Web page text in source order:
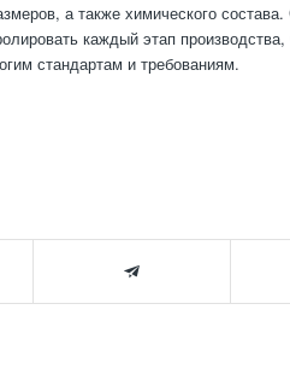
а также химического
каждый этап производства,
стандартам и требованиям.